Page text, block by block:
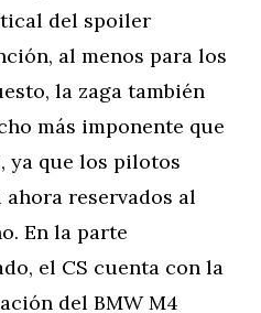
del spoiler
al menos para los
la zaga también
más imponente que
ya que los pilotos
ahora reservados al
En la parte
el CS cuenta con la
del BMW M4